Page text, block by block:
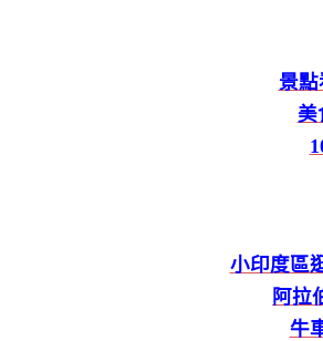
景
美
小印度區
阿拉
牛